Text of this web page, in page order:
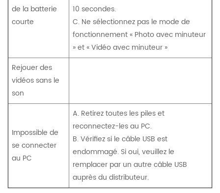
de la batterie
courte
10 secondes.
C. Ne sélectionnez pas le mode de
fonctionnement « Photo avec minuteur
» et « Vidéo avec minuteur »
Rejouer des
vidéos sans le
son
Impossible de
se connecter
au PC
A. Retirez toutes les piles et
reconnectez-les au PC.
B. Vérifiez si le câble USB est
endommagé. Si oui, veuillez le
remplacer par un autre câble USB
auprès du distributeur.